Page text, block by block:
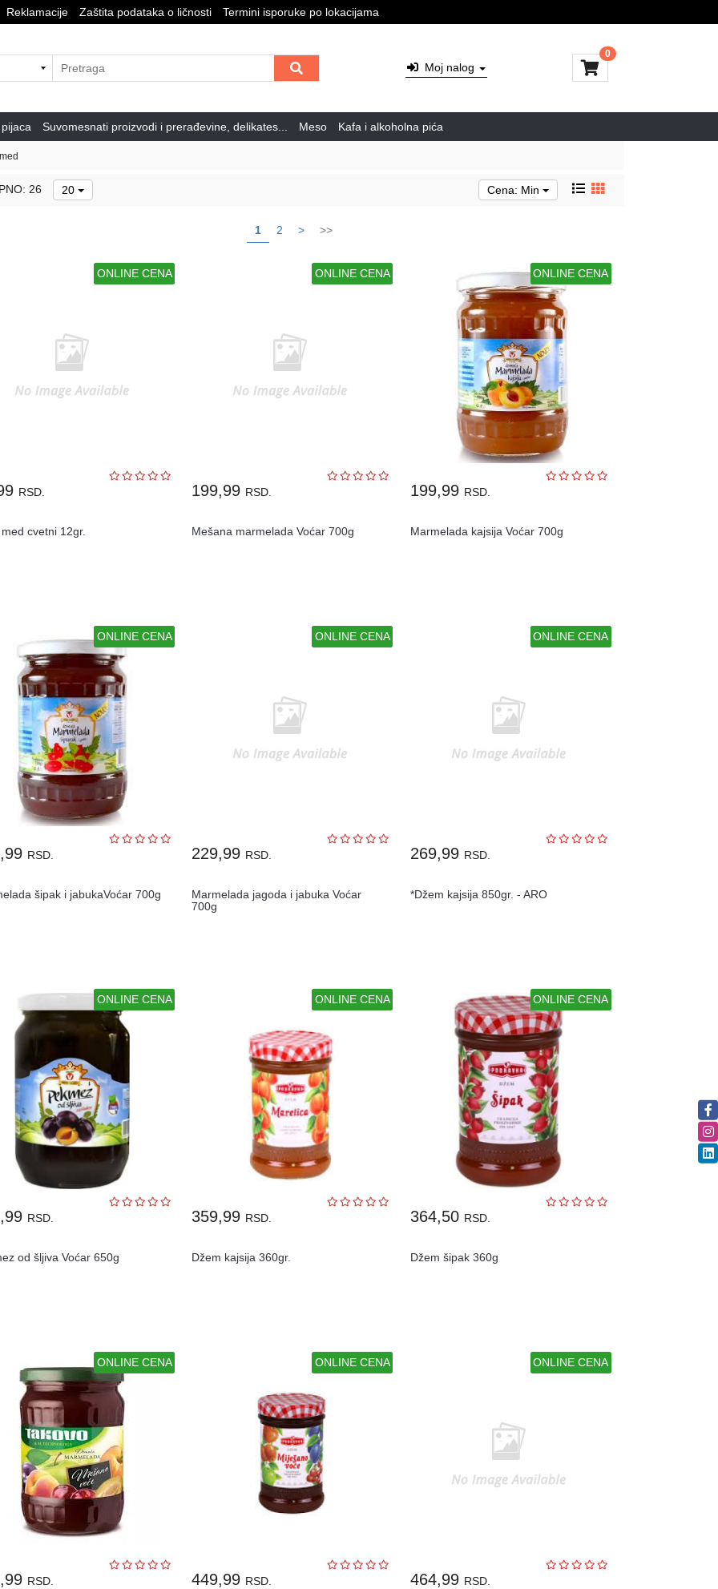
Reklamacije Zaštita podataka o ličnosti Termini isporuke po lokacijama
Moj nalog
0
Suvomesnati proizvodi i prerađevine, delikates... Meso Kafa i alkoholna pića
26 20 Cena: Min
1 2 > >>
ONLINE CENA
RSD.
cvetni 12gr.
ONLINE CENA
199,99 RSD.
Mešana marmelada Voćar 700g
ONLINE CENA
199,99 RSD.
Marmelada kajsija Voćar 700g
ONLINE CENA
RSD.
šipak i jabukaVoćar 700g
ONLINE CENA
229,99 RSD.
Marmelada jagoda i jabuka Voćar
700g
ONLINE CENA
269,99 RSD.
*Džem kajsija 850gr. - ARO
ONLINE CENA
RSD.
od šljiva Voćar 650g
ONLINE CENA
359,99 RSD.
Džem kajsija 360gr.
ONLINE CENA
364,50 RSD.
Džem šipak 360g
ONLINE CENA
RSD.
ONLINE CENA
449,99 RSD.
ONLINE CENA
464,99 RSD.